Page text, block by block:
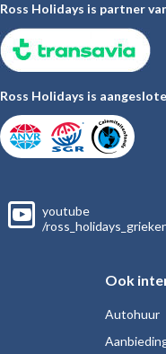
Ross Holidays is partner
Ross Holidays is
youtube
/
Ook
Autohuur